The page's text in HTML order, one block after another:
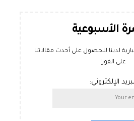
الأسبوعية
لدينا للحصول على أحدث مقالاتنا
على الفور!
الإلكتروني: